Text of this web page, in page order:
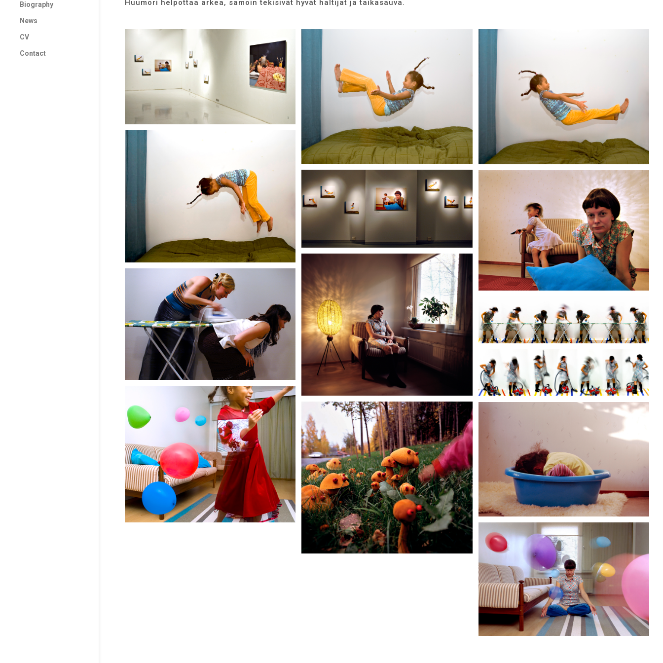
Biography
News
CV
Contact
Huumori helpottaa arkea, samoin tekisivät hyvät haltijat ja taikasauva.